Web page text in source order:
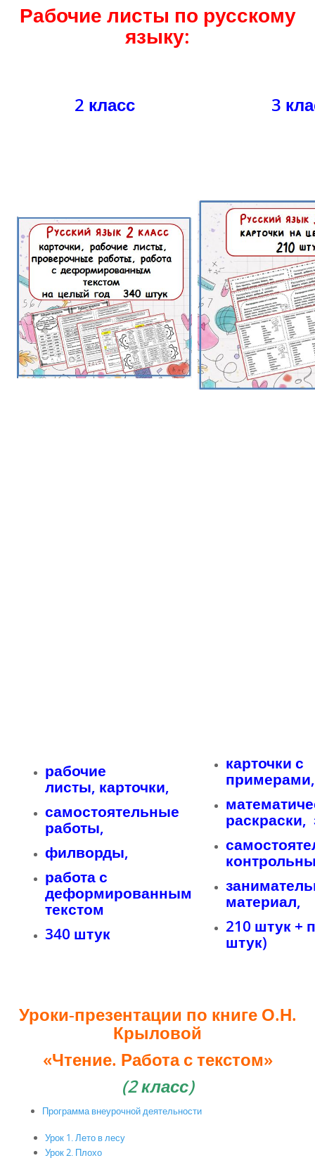
Рабочие листы по русскому
языку:
2 класс 3
рабочие
листы, карточки,
самостоятельные
работы,
филворды,
работа с
деформированным
текстом
340 штук
карточки с
раскраски,
материал,
210 штук +
штук)
Уроки-презентации по книге О.Н.
Крыловой
«Чтение. Работа с текстом»
(2 класс)
Программа внеурочной деятельности
Урок 1. Лето в лесу
Урок 2. Плохо